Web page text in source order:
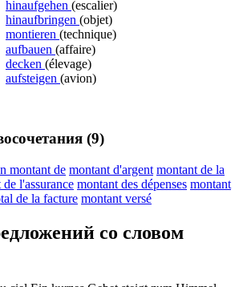
hinaufgehen (escalier)
hinaufbringen (objet)
montieren (technique)
aufbauen (affaire)
decken (élevage)
aufsteigen (avion)
(9)
montant de montant d'argent montant de la
l'assurance montant des dépenses montant
de la facture montant versé
со словом